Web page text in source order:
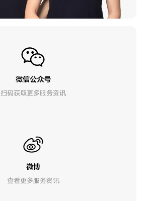
微信公众号
扫码获取更多服务资讯
微博
查看更多服务资讯